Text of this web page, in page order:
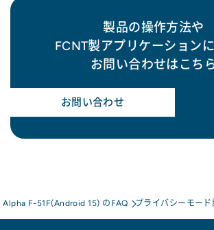
製品の操作方法や
FCNT製アプリケーション
お問い合わせはこち
お問い合わせ
Alpha F-51F(Android 15) のFAQ プライバシーモー